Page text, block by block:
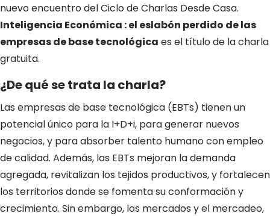
nuevo encuentro del Ciclo de Charlas Desde Casa.
Inteligencia Económica : el eslabón perdido de las
empresas de base tecnológica es el título de la charla
gratuita.
¿De qué se trata la charla?
Las empresas de base tecnológica (EBTs) tienen un
potencial único para la I+D+i, para generar nuevos
negocios, y para absorber talento humano con empleo
de calidad. Además, las EBTs mejoran la demanda
agregada, revitalizan los tejidos productivos, y fortalecen
los territorios donde se fomenta su conformación y
crecimiento. Sin embargo, los mercados y el mercadeo,